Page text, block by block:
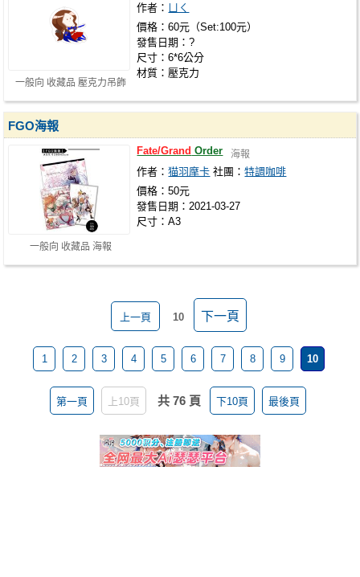
一般向 收藏品 壓克力吊飾
作者：
ㄩㄑ
價格：60元（Set:100元）
發售日期：?
尺寸：6*6公分
材質：壓克力
一般向 收藏品 海報
FGO海報
Fate/Grand Order 海報
作者：猫羽摩卡 社團：特調咖啡
價格：50元
發售日期：2021-03-27
尺寸：A3
上一頁 10 下一頁
1 2 3 4 5 6 7 8 9 10
第一頁 上10頁 共 76 頁 下10頁 最後頁